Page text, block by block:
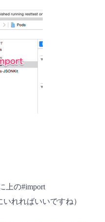
上の#import
いれればいいですね）